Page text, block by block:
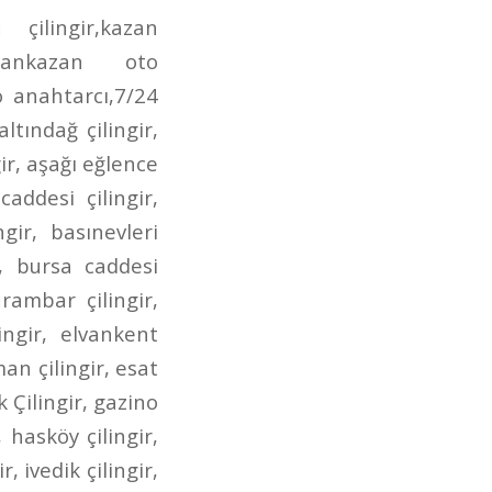
anahtarcı,aktaş oto çilingir,demetgül çilingir,demetgül anahtarcı,demetgül oto çilingir,demetgül oto anahtarcı,etlik caddesi çilingir,etlik caddesi anahtarcı,etlik caddesi oto çilingir,etlik caddesi oto anahtarcı,kuyuyazısı caddesi çilingir,kuyuyazısı caddesi oto çilingir,kuyuyazısı caddesi anahtarcı,kurtuluş çilingir,kurtuluş oto çilingir,kurtuluş anahtarcı,kurtuluş oto anahtarcı,seğmenler çilingir,seğmenler oto çilingir,seğmenler anahtarcı,seğmenler oto anahtarcı,atış caddesi çilingir,atış caddesi oto çilingir,atış caddesi anahtarcı,atış caddesi oto anahtarcı,ragıp tüzün çilingir,ragıp tüzün anahtarcı,ragıp tüzün caddesi çilingir,ragıp tüzün oto çilingir,ragıp tüzün oto anahtarcı,refik saydam caddesi çilingir,refik saydam çilingir,refik saydam caddesi oto çilingir,refik saydam oto çilingir,ahmet şefik kolaylı çilingir,ahmet şefik kolaylı oto çilingir,çambaşı caddesi çilingir,çambaşı caddesi oto çilingir,çambaşı caddesi anahtarcı,çambaşı caddesi oto anahtarcı,selim caddesi çilingir,selim caddesi oto çilingir,selim caddesi anahtarcı,selim caddesi oto anahtarcı,estergon caddesi çilingir,estergon caddesi anahtarcı,estergon caddesi oto çilingir,estergon caddesi oto anahtarcı,aydan caddesi çilingir,aydan caddesi oto çilingir,aydan caddesi anahtarcı,aydan caddesi oto anahtarcı,ahi evran caddesi çilingir,ahi evran caddesi oto çilingir,ahi evran caddesi oto anahtarcı,ahi evran caddesi anahtarcı,uzay çağı caddesi çilingir,uzay çağı caddesi oto çilingir,uzay çağı caddesi anahtarcı,alınteri bulvarı çilingir,alınteri bulvarı oto çilingir,alınteri bulvarı anahtarcı,alınteri bulvarı oto anahtarcı,bağdat caddesi çilingir,bağdat caddesi oto çilingir,bağdat caddesi anahtarcı,bağdat caddesi oto anahtarcı,çınardibi caddesi çilingir,çınardibi caddesi oto çilingir,